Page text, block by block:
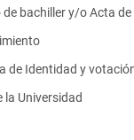
bachiller y/o Acta
de Identidad y
la Universidad